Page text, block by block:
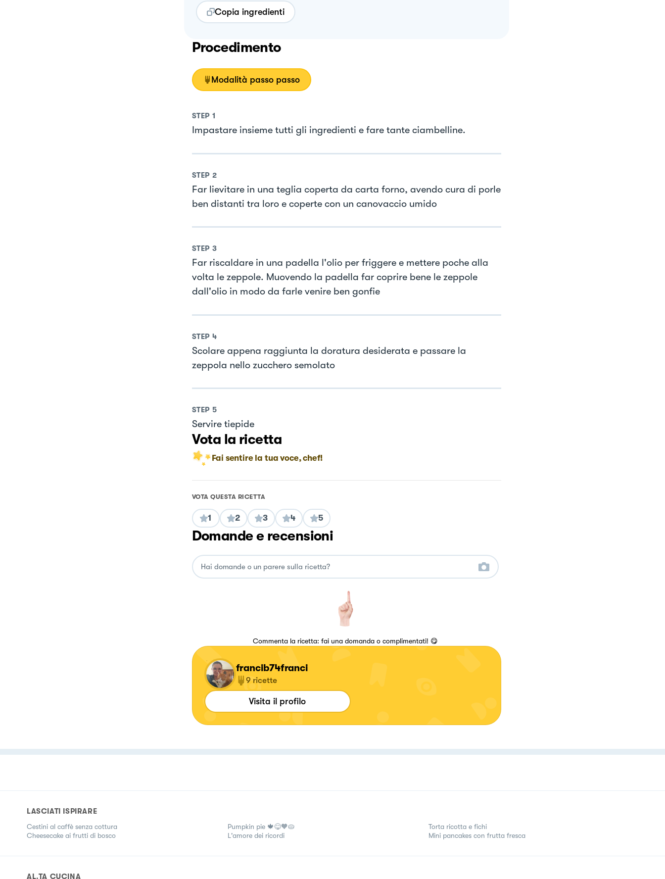
Copia ingredienti
Procedimento
Modalità passo passo
STEP 1
Impastare insieme tutti gli ingredienti e fare tante ciambelline.
STEP 2
Far lievitare in una teglia coperta da carta forno, avendo cura di porle
ben distanti tra loro e coperte con un canovaccio umido
STEP 3
Far riscaldare in una padella l'olio per friggere e mettere poche alla
volta le zeppole. Muovendo la padella far coprire bene le zeppole
dall'olio in modo da farle venire ben gonfie
STEP 4
Scolare appena raggiunta la doratura desiderata e passare la
zeppola nello zucchero semolato
STEP 5
Servire tiepide
Vota la ricetta
Fai sentire la tua voce, chef!
VOTA QUESTA RICETTA
1 2 3 4 5
Domande e recensioni
Commenta la ricetta: fai una domanda o complimentati! 😋
francib74franci
9 ricette
Visita il profilo
LASCIATI ISPIRARE
Cestini al caffè senza cottura
Cheesecake ai frutti di bosco
Pumpkin pie 🍁😋🧡🥧
L'amore dei ricordi
Torta ricotta e fichi
Mini pancakes con frutta fresca
AL.TA CUCINA